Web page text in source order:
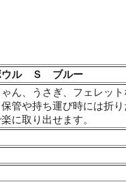
ウル Ｓ ブルー
ん、うさぎ、フェレッ
管や持ち運び時には折り
に取り出せます。